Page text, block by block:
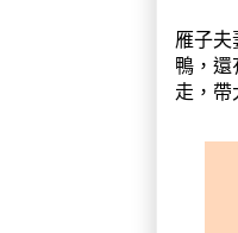
雁子
鴨，還
走，帶